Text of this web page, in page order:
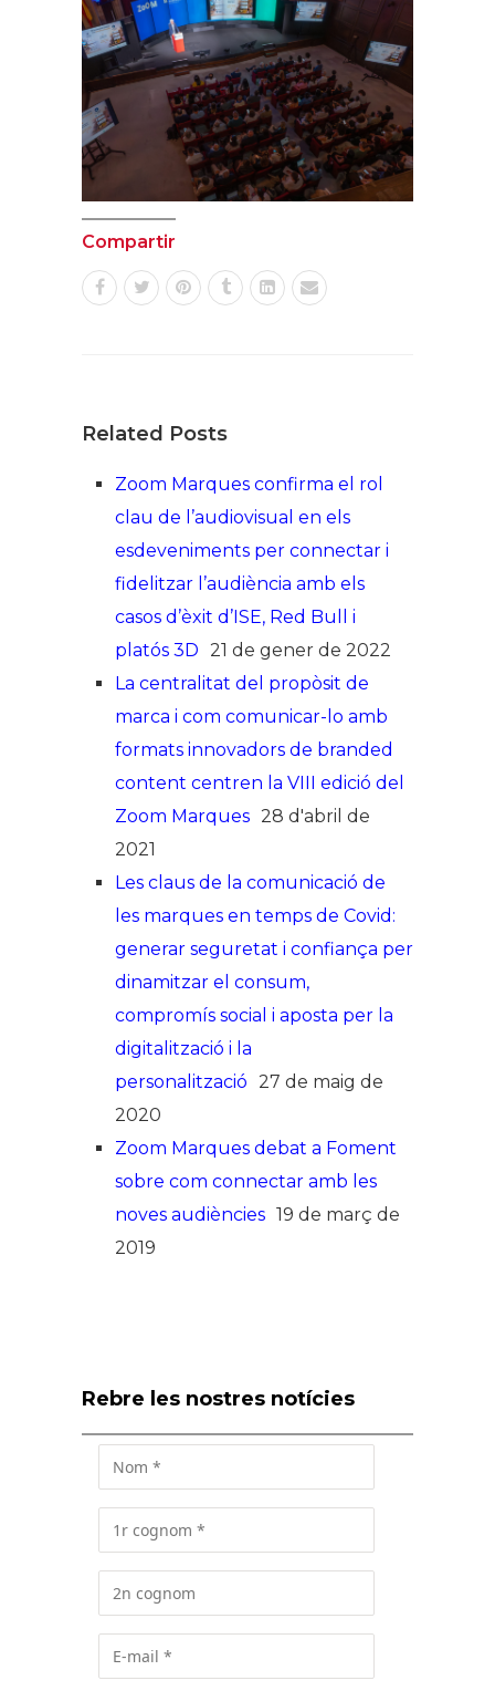
Compartir
Related Posts
Zoom Marques confirma el rol
clau de l’audiovisual en els
esdeveniments per connectar i
fidelitzar l’audiència amb els
casos d’èxit d’ISE, Red Bull i
platós 3D 21 de gener de 2022
La centralitat del propòsit de
marca i com comunicar-lo amb
formats innovadors de branded
content centren la VIII edició del
Zoom Marques 28 d'abril de
2021
Les claus de la comunicació de
les marques en temps de Covid:
generar seguretat i confiança per
dinamitzar el consum,
compromís social i aposta per la
digitalització i la
personalització 27 de maig de
2020
Zoom Marques debat a Foment
sobre com connectar amb les
noves audiències 19 de març de
2019
Rebre les nostres notícies